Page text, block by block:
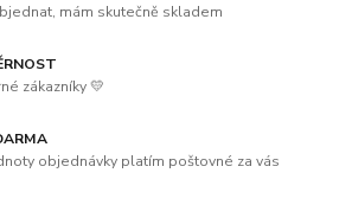
mám skutečně skladem
zákazníky 💛
objednávky platím poštovné za vás